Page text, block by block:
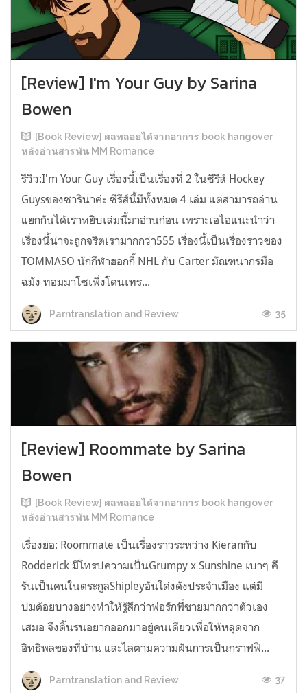
[Review] I'm Your Guy by Sarina
Bowen
[Book Review] ผลพลอยได้จากอาการ book hangover
หลังอ่านสารพัน MM Romance
รีวิว:I'm Your Guy เรื่องนี้เป็นเรื่องที่ 2 ในซีรีส์ Hockey
Guysของซารินาค่ะ ซีรีส์นี้มีทั้งหมด 4 เล่ม แต่สามารถอ่าน
แยกกันได้เราหยิบเล่มนี้มาอ่านก่อน เพราะเอไอแนะนำว่า
เรื่องนี้น่าจะถูกจริตเรามากกว่า555 เรื่องนี้เป็นเรื่องราวของ
TOMMASO นักกีฬาฮอกกี้ NHL กับ Carter มัณฑนากรมือ
ฉมัง ทอมมาโซเพิ่งโดนเทร...
Parntranslation and Review 35
[Review] Roommate by Sarina
Bowen
[Book Review] ผลพลอยได้จากอาการ book hangover
หลังอ่านสารพัน MM Romance
เรื่องย่อ: Roommate เป็นเรื่องราวระหว่าง Kieranกับ
Rodderick มีโทรปความเป็นGrumpy x Sunshine เบาๆ คี
รันเป็นคนในตระกูลShipleyอันโด่งดังประจำเมือง แต่มี
ปมด้อยบางอย่างทำให้รู้สึกว่าพ่อรักพี่ชายมากกว่าตัวเอง
เสมอ จึงดิ้นรนอยากออกมาอยู่คนเดียวเพื่อให้หลุดจาก
อิทธิพลของที่บ้าน และไล่ตามความฝันการเป็นกราฟฟิ...
Parntranslation and Review 37